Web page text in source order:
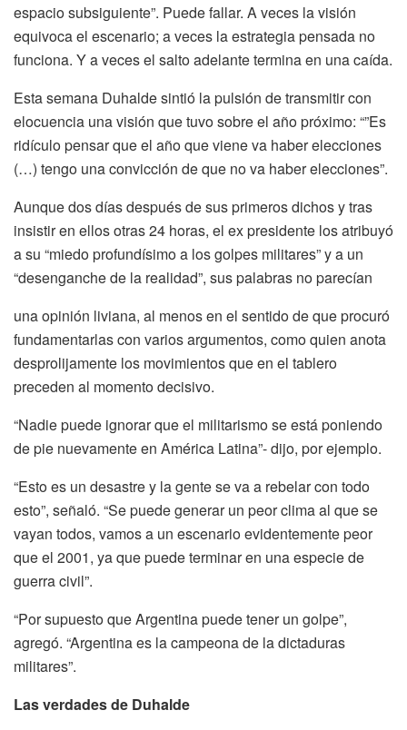
espacio subsiguiente”. Puede fallar. A veces la visión
equivoca el escenario; a veces la estrategia pensada no
funciona. Y a veces el salto adelante termina en una caída.
Esta semana Duhalde sintió la pulsión de transmitir con
elocuencia una visión que tuvo sobre el año próximo: “”Es
ridículo pensar que el año que viene va haber elecciones
(…) tengo una convicción de que no va haber elecciones”.
Aunque dos días después de sus primeros dichos y tras
insistir en ellos otras 24 horas, el ex presidente los atribuyó
a su “miedo profundísimo a los golpes militares” y a un
“desenganche de la realidad”, sus palabras no parecían
una opinión liviana, al menos en el sentido de que procuró
fundamentarlas con varios argumentos, como quien anota
desprolijamente los movimientos que en el tablero
preceden al momento decisivo.
“Nadie puede ignorar que el militarismo se está poniendo
de pie nuevamente en América Latina”- dijo, por ejemplo.
“Esto es un desastre y la gente se va a rebelar con todo
esto”, señaló. “Se puede generar un peor clima al que se
vayan todos, vamos a un escenario evidentemente peor
que el 2001, ya que puede terminar en una especie de
guerra civil”.
“Por supuesto que Argentina puede tener un golpe”,
agregó. “Argentina es la campeona de la dictaduras
militares”.
Las verdades de Duhalde